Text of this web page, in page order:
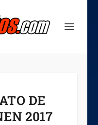
DE
2017